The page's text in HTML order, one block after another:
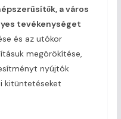
a város
tevékenységet
és az utókor
megörökítése,
nyújtók
kitüntetéseket